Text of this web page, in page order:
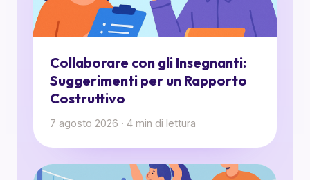
Collaborare con gli Insegnanti:
Suggerimenti per un Rapporto
Costruttivo
7 agosto 2026 · 4 min di lettura